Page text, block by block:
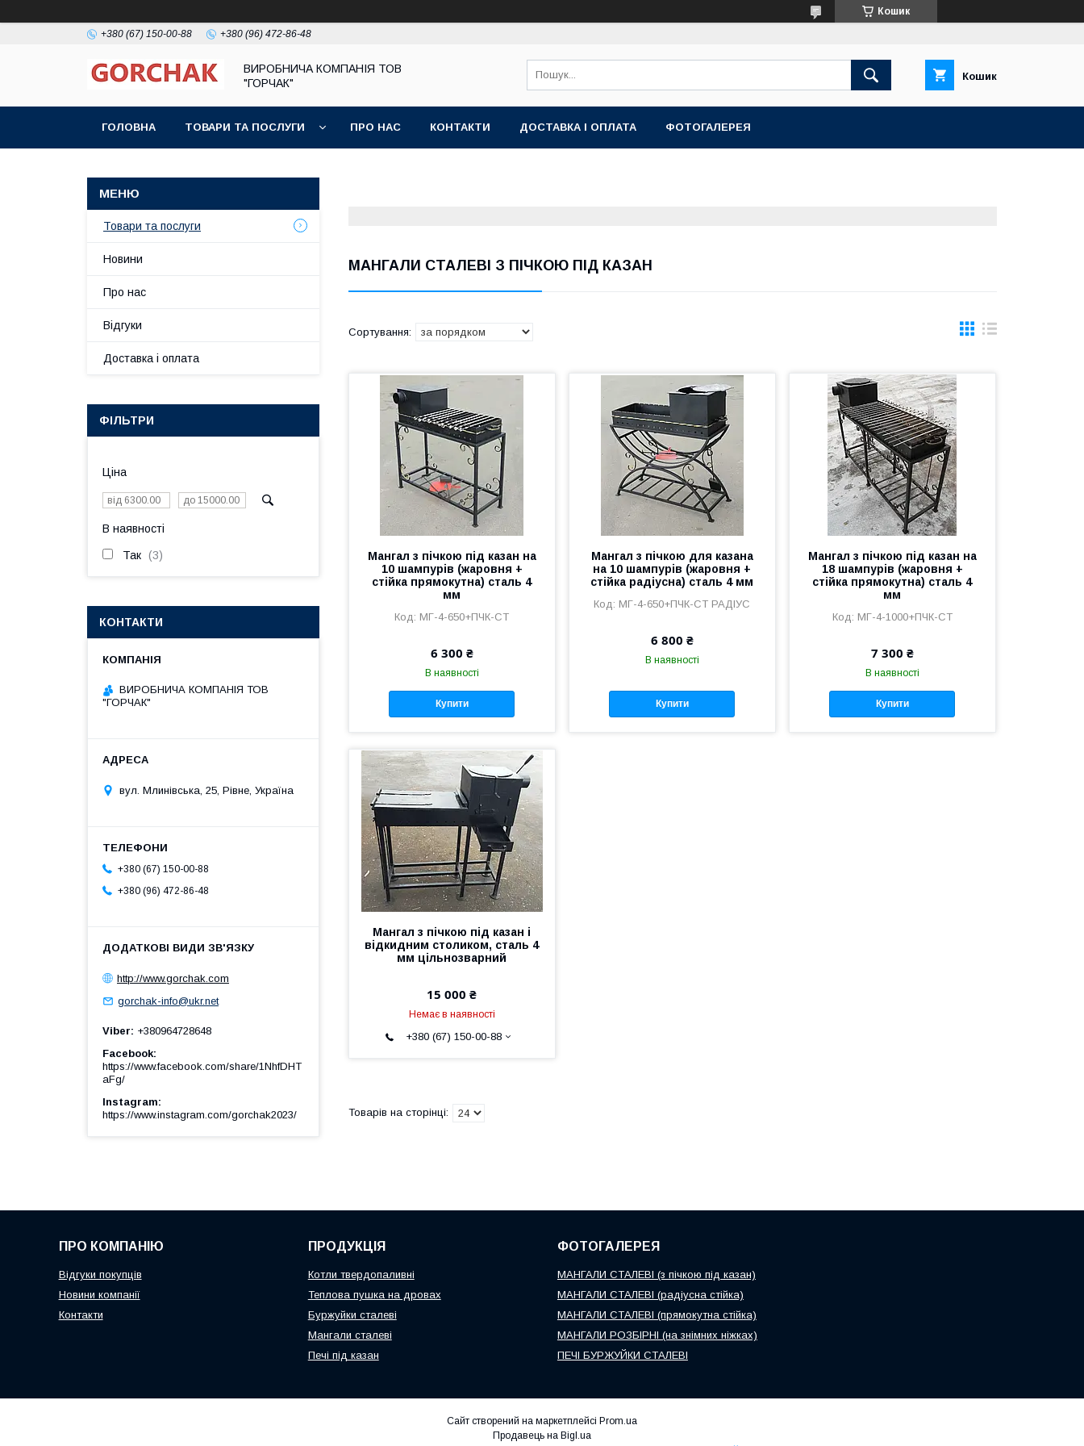
Кошик
+380 (67) 150-00-88 +380 (96) 472-86-48
ВИРОБНИЧА КОМПАНІЯ ТОВ
"ГОРЧАК"
Кошик
ГОЛОВНА ТОВАРИ ТА ПОСЛУГИ ПРО НАС КОНТАКТИ ДОСТАВКА І ОПЛАТА ФОТОГАЛЕРЕЯ
МАНГАЛИ СТАЛЕВІ З ПІЧКОЮ ПІД КАЗАН
Мангал з пічкою під казан на
10 шампурів (жаровня +
стійка прямокутна) сталь 4
мм
МГ-4-650+ПЧК-СТ
6 300 ₴
В наявності
Купити
Мангал з пічкою для казана
на 10 шампурів (жаровня +
стійка радіусна) сталь 4 мм
МГ-4-650+ПЧК-СТ РАДІУС
6 800 ₴
В наявності
Купити
Мангал з пічкою під казан на
18 шампурів (жаровня +
стійка прямокутна) сталь 4
мм
МГ-4-1000+ПЧК-СТ
7 300 ₴
В наявності
Купити
Мангал з пічкою під казан і
відкидним столиком, сталь 4
мм цільнозварний
15 000 ₴
Немає в наявності
+380 (67) 150-00-88
Товари та послуги
Новини
Про нас
Відгуки
Доставка і оплата
ФІЛЬТРИ
Ціна
В наявності
Так 3
КОНТАКТИ
ВИРОБНИЧА КОМПАНІЯ ТОВ
"ГОРЧАК"
вул. Млинівська, 25, Рівне, Україна
+380 (67) 150-00-88
+380 (96) 472-86-48
http://www.gorchak.com
gorchak-info@ukr.net
Viber
+380964728648
Facebook
https://www.facebook.com/share/1NhfDHT
aFg/
Instagram
https://www.instagram.com/gorchak2023/
ПРО КОМПАНІЮ
Відгуки покупців
Новини компанії
Контакти
ПРОДУКЦІЯ
Котли твердопаливні
Теплова пушка на дровах
Буржуйки сталеві
Мангали сталеві
Печі під казан
ФОТОГАЛЕРЕЯ
МАНГАЛИ СТАЛЕВІ (з пічкою під казан)
МАНГАЛИ СТАЛЕВІ (радіусна стійка)
МАНГАЛИ СТАЛЕВІ (прямокутна стійка)
МАНГАЛИ РОЗБІРНІ (на знімних ніжках)
ПЕЧІ БУРЖУЙКИ СТАЛЕВІ
Сайт створений на маркетплейсі Prom.ua
Продавець на Bigl.ua